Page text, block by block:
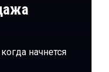
начнется